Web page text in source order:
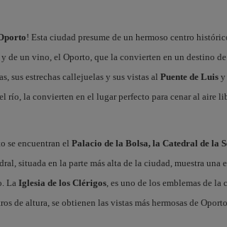
! Esta ciudad presume de un hermoso centro
de un vino, el Oporto, que la convierten en un destino
sus estrechas callejuelas y sus vistas al Puente de Luisy
río, la convierten en el lugar perfecto para cenar al aire
se encuentran el Palacio de la Bolsa, la Catedral de la
situada en la parte más alta de la ciudad, muestra una
La Iglesia de los Clérigos, es uno de los emblemas de la
de altura, se obtienen las vistas más hermosas de